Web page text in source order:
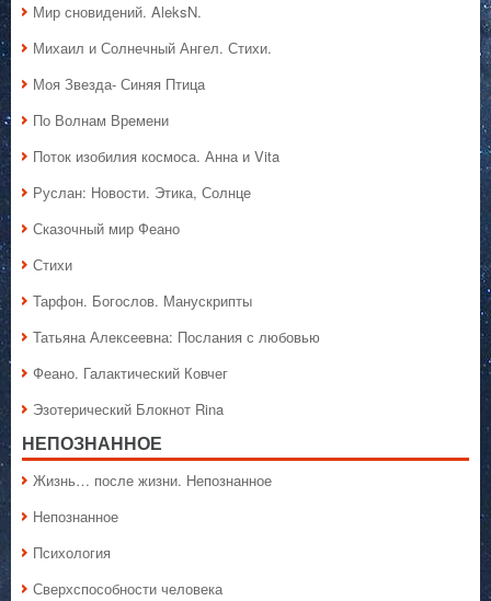
Мир сновидений. AleksN.
Михаил и Солнечный Ангел. Стихи.
Моя Звезда- Синяя Птица
По Волнам Времени
Поток изобилия космоса. Анна и Vita
Руслан: Новости. Этика, Солнце
Сказочный мир Феано
Стихи
Тарфон. Богослов. Манускрипты
Татьяна Алексеевна: Послания с любовью
Феано. Галактический Ковчег
Эзотерический Блокнот Rina
НЕПОЗНАННОЕ
Жизнь… после жизни. Непознанное
Непознанное
Психология
Сверхспособности человека